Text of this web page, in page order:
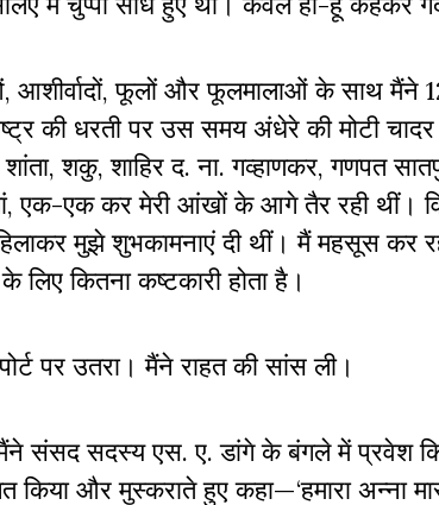
आशीर्वादों, फूलों और फूलमालाओं के साथ मैंने
की धरती पर उस समय अंधेरे की मोटी
शकु, शाहिर द. ना. गव्हाणकर, गणपत
एक-एक कर मेरी आंखों के आगे तैर रही थीं।
मुझे शुभकामनाएं दी थीं। मैं महसूस कर
लिए कितना कष्टकारी होता है।
पर उतरा। मैंने राहत की सांस ली।
संसद सदस्य एस. ए. डांगे के बंगले में प्रवेश
किया और मुस्कराते हुए कहा—‘हमारा अन्ना